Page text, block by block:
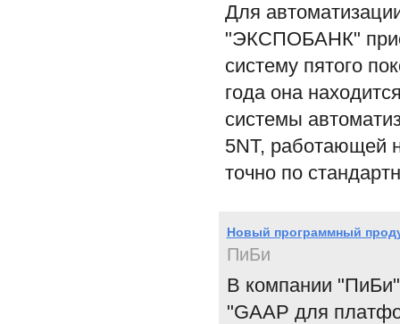
Для
"ЭКСПОБАНК"
систему пятого
года она
системы
5NT, работающей
точно по
Новый программный
ПиБи
В компании
"GAAP для